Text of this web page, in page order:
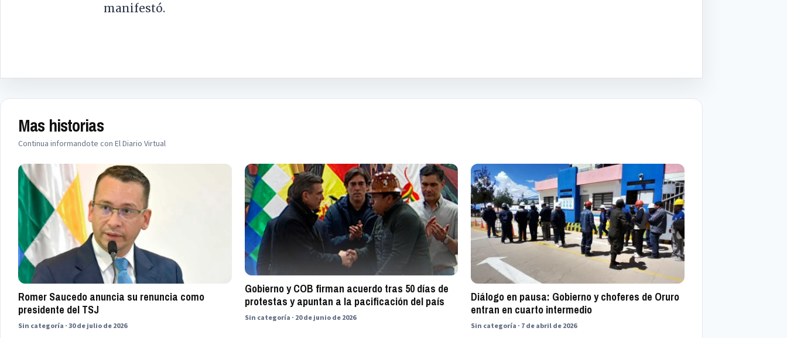
manifestó.
Mas historias
Continua informandote con El Diario Virtual
Romer Saucedo anuncia su renuncia como
presidente del TSJ
Sin categoría · 30 de julio de 2026
Gobierno y COB firman acuerdo tras 50 días de
protestas y apuntan a la pacificación del país
Sin categoría · 20 de junio de 2026
Diálogo en pausa: Gobierno y choferes de Oruro
entran en cuarto intermedio
Sin categoría · 7 de abril de 2026